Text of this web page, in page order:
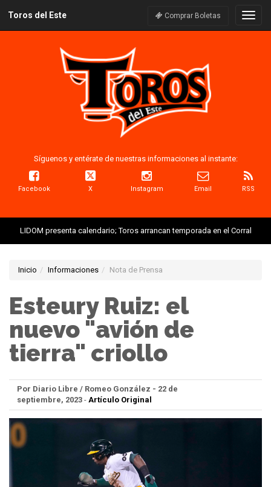
Toros del Este Comprar Boletas
Síguenos y entérate de nuestras informaciones al instante:
Facebook X Instagram Email RSS
LIDOM presenta calendario; Toros arrancan temporada en el Corral
Inicio Informaciones Nota de Prensa
Esteury Ruiz: el
nuevo "avión de
tierra" criollo
Por Diario Libre / Romeo González - 22 de
septiembre, 2023 - Artículo Original